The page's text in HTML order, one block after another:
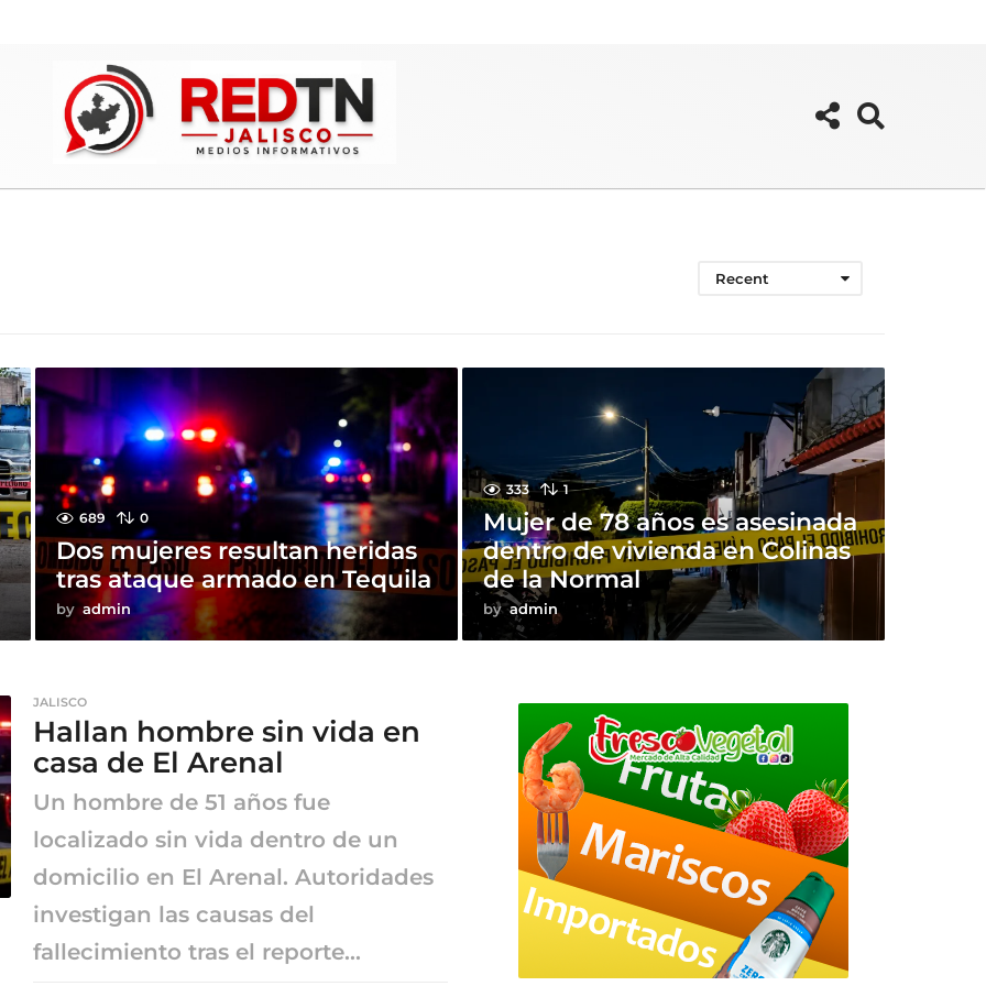
Recent
689 0
Dos mujeres resultan heridas
tras ataque armado en Tequila
by admin
333 1
Mujer de 78 años es asesinada
dentro de vivienda en Colinas
de la Normal
by admin
JALISCO
Hallan hombre sin vida en
casa de El Arenal
Un hombre de 51 años fue
localizado sin vida dentro de un
domicilio en El Arenal. Autoridades
investigan las causas del
fallecimiento tras el reporte...